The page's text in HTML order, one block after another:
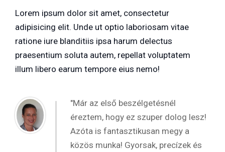
Lorem ipsum dolor sit amet, consectetur
adipisicing elit. Unde ut optio laboriosam vitae
ratione iure blanditiis ipsa harum delectus
praesentium soluta autem, repellat voluptatem
illum libero earum tempore eius nemo!
"Már az első beszélgetésnél
éreztem, hogy ez szuper dolog lesz!
Azóta is fantasztikusan megy a
közös munka! Gyorsak, precízek és